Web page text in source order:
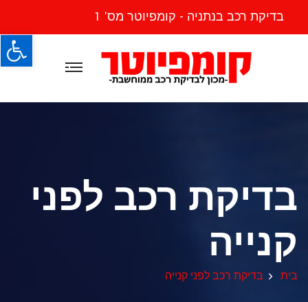
בדיקת רכב בנתניה - קומפיוטר מס' 1
בדיקת רכב לפני
קנייה
בית בדיקת רכב לפני קנייה